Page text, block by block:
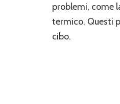
problemi, come
termico. Questi
cibo.